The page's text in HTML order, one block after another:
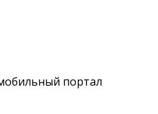
портал